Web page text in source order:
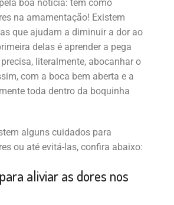
boa notícia: tem como
na amamentação! Existem
que ajudam a diminuir a dor ao
delas é aprender a pega
literalmente, abocanhar o
com a boca bem aberta e a
toda dentro da boquinha
alguns cuidados para
ou até evitá-las, confira abaixo:
aliviar as dores nos